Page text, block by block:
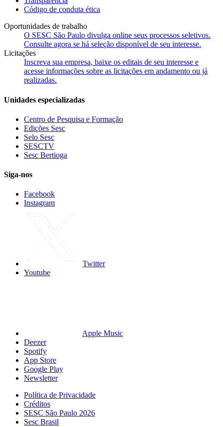
Código de conduta ética
Oportunidades de trabalho
O SESC São Paulo divulga online seus processos seletivos.
Consulte agora se há seleção disponível de seu interesse.
Licitações
Inscreva sua empresa, baixe os editais de seu interesse e
acesse informações sobre as licitações em andamento ou já
realizadas.
Unidades especializadas
Centro de Pesquisa e Formação
Edições Sesc
Selo Sesc
SESCTV
Sesc Bertioga
Siga-nos
Facebook
Instagram
Twitter
Youtube
Apple Music
Deezer
Spotify
App Store
Google Play
Newsletter
Política de Privacidade
Créditos
SESC São Paulo 2026
Sesc Brasil